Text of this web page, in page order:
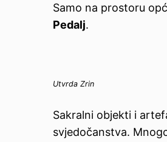
Samo na prostoru
Pedalj.
Utvrda Zrin
Sakralni objekti i
svjedočanstva.